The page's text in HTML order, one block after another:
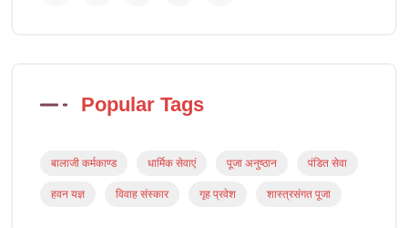
Popular Tags
बालाजी कर्मकाण्ड धार्मिक सेवाएं पूजा अनुष्ठान पंडित सेवा
हवन यज्ञ विवाह संस्कार गृह प्रवेश शास्त्रसंगत पूजा